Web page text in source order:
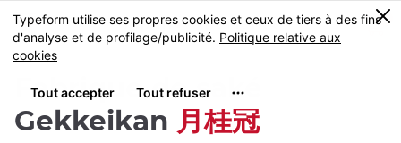
Skip
to
main
MENU
0
Fabrique de saké
Gekkeikan 月桂冠